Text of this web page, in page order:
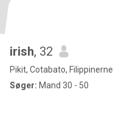
irish, 32
Pikit, Cotabato, Filippinerne
Søger: Mand 30 - 50